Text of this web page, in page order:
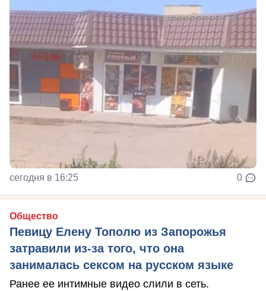
сегодня в 16:25 0
Общество
Певицу Елену Тополю из Запорожья
затравили из-за того, что она
занималась сексом на русском языке
Ранее ее интимные видео слили в сеть.